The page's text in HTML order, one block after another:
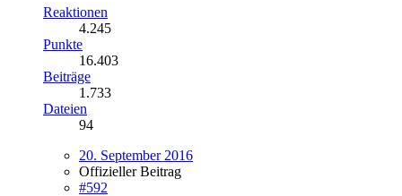
Reaktionen
4.245
Punkte
16.403
Beiträge
1.733
Dateien
94
20. September 2016
Offizieller Beitrag
#592